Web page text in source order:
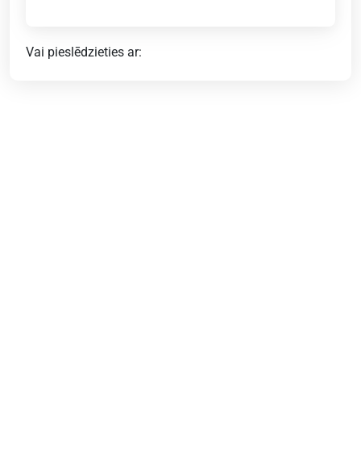
Vai pieslēdzieties ar: